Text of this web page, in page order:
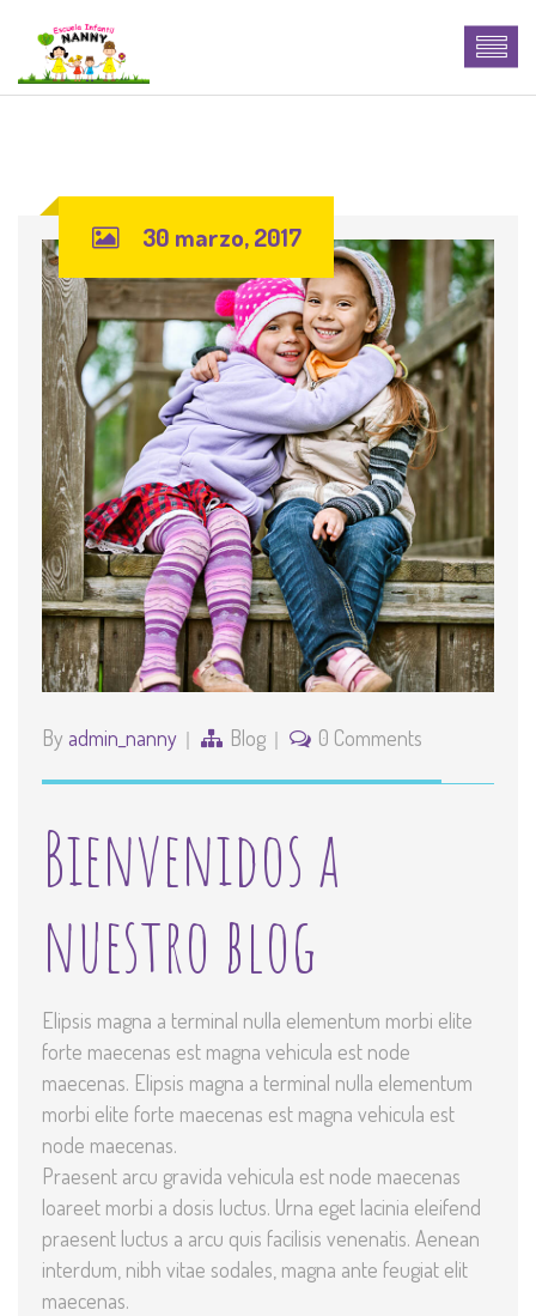
30 marzo, 2017
By admin_nanny Blog 0 Comments
Bienvenidos a
nuestro blog
Elipsis magna a terminal nulla elementum morbi elite
forte maecenas est magna vehicula est node
maecenas. Elipsis magna a terminal nulla elementum
morbi elite forte maecenas est magna vehicula est
node maecenas.
Praesent arcu gravida vehicula est node maecenas
loareet morbi a dosis luctus. Urna eget lacinia eleifend
praesent luctus a arcu quis facilisis venenatis. Aenean
interdum, nibh vitae sodales, magna ante feugiat elit
maecenas.